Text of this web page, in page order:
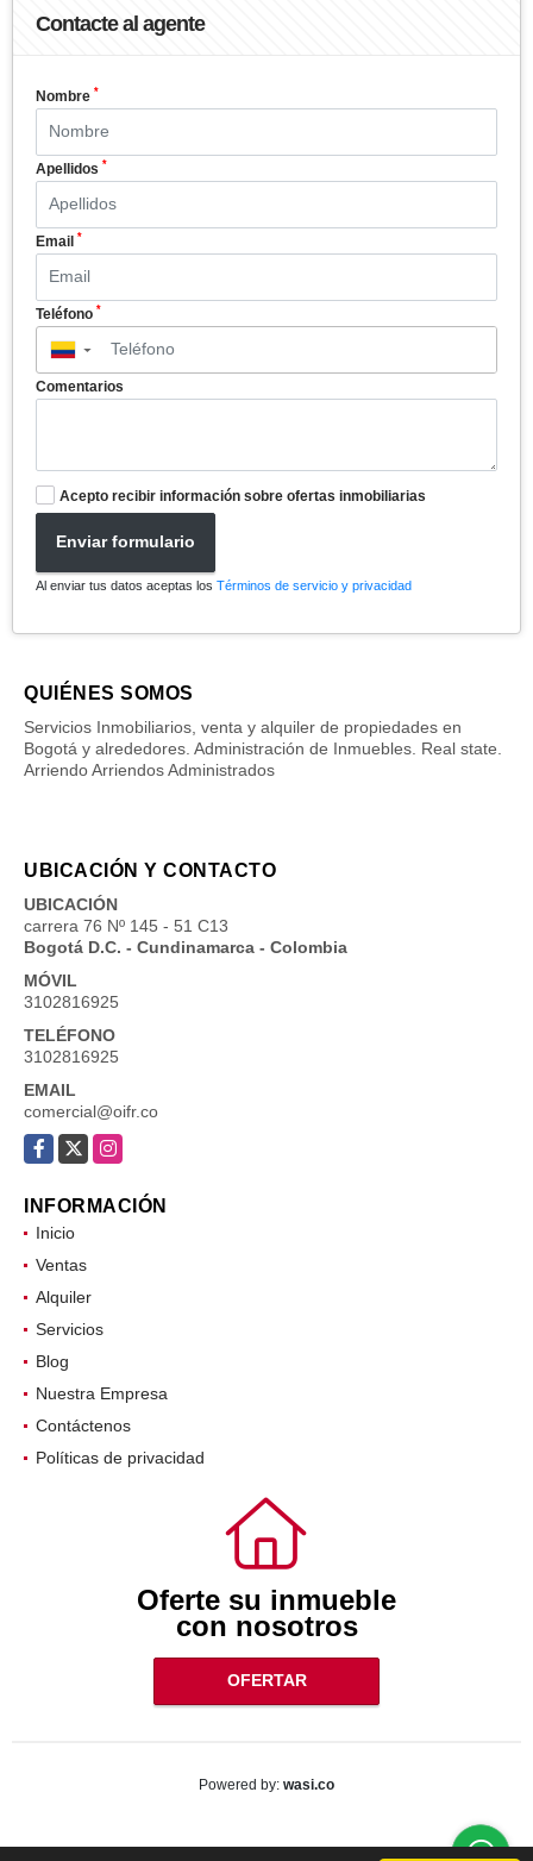
Contacte al agente
Nombre *
Apellidos *
Email *
Teléfono *
▼
Comentarios
Acepto recibir información sobre ofertas inmobiliarias
Enviar formulario
Al enviar tus datos aceptas los Términos de servicio y privacidad
QUIÉNES SOMOS
Servicios Inmobiliarios, venta y alquiler de propiedades en
Bogotá y alrededores. Administración de Inmuebles. Real state.
Arriendo Arriendos Administrados
UBICACIÓN Y CONTACTO
UBICACIÓN
carrera 76 Nº 145 - 51 C13
Bogotá D.C. - Cundinamarca - Colombia
MÓVIL
3102816925
TELÉFONO
3102816925
EMAIL
comercial@oifr.co
Facebook
X Instagram
INFORMACIÓN
Inicio
Ventas
Alquiler
Servicios
Blog
Nuestra Empresa
Contáctenos
Políticas de privacidad
Oferte su inmueble
con nosotros
OFERTAR
Powered by: wasi.co